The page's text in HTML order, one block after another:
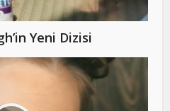
Yeni Dizisi